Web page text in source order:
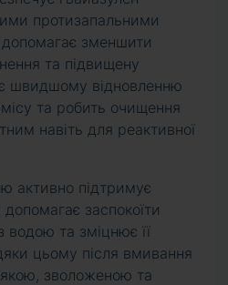
протизапальними
зменшити
та підвищену
швидшому відновленню
та робить очищення
навіть для реактивної
активно підтримує
заспокоїти
водою та зміцнює її
цьому після вмивання
зволоженою та